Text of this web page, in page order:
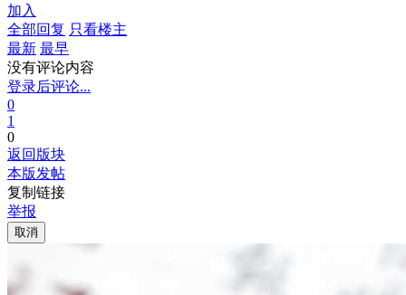
加入
全部回复 只看楼主
最新 最早
没有评论内容
登录后评论...
0
1
0
返回版块
本版发帖
复制链接
举报
取消